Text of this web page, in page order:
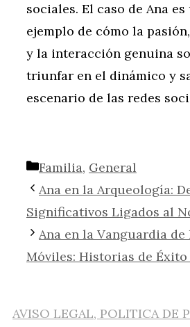
sociales. El caso de Ana
ejemplo de cómo la
y la interacción genuina
triunfar en el dinámico y
escenario de las redes
Categorías
Familia, General
Ana en la Arqueología:
Significativos Ligados al
Ana en la Vanguardia de
Móviles: Historias de
AVISO LEGAL, POLITICA DE